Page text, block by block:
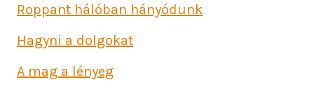
Roppant hálóban hányódunk
Hagyni a dolgokat
A mag a lényeg